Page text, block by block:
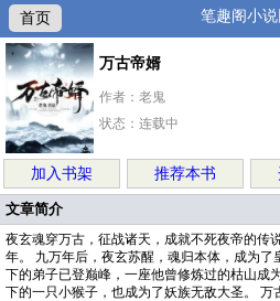
首页 笔趣阁小说
万古帝婿
作者：老鬼
状态：连载中
加入书架 推荐本书
文章简介
夜玄魂穿万古，征战诸天，成就不死夜帝的传
年。 九万年后，夜玄苏醒，魂归本体，成为
下的弟子已登巅峰，一座他曾修炼过的枯山成
下的一只小猴子，也成为了妖族无敌大圣。